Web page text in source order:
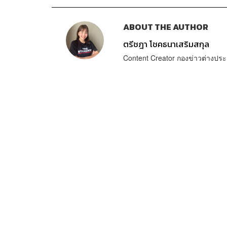
ABOUT THE AUTHOR
ตรีชฎา โชคธนาเสริมสกุล
Content Creator กองข่าวต่างปร